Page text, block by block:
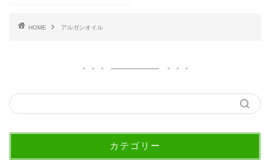
HOME アルガンオイル
カテゴリー